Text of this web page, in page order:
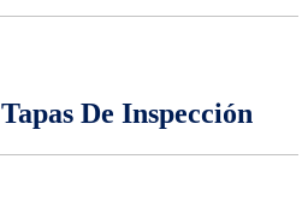
De Inspección